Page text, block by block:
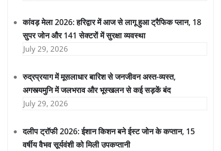
कांवड़ मेला 2026: हरिद्वार में आज से लागू हुआ ट्रैफिक प्लान, 18
सुपर जोन और 141 सेक्टरों में सुरक्षा व्यवस्था
July 29, 2026
रुद्रप्रयाग में मूसलाधार बारिश से जनजीवन अस्त-व्यस्त,
अगस्त्यमुनि में जलभराव और भूस्खलन से कई सड़कें बंद
July 29, 2026
दलीप ट्रॉफी 2026: ईशान किशन बने ईस्ट जोन के कप्तान, 15
वर्षीय वैभव सूर्यवंशी को मिली उपकप्तानी